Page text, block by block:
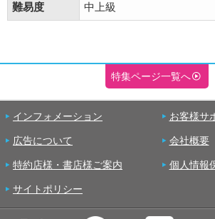
難易度 中上級
特集ページ一覧へ
インフォメーション お客様サ
広告について 会社概要
特約店様・書店様ご案内 個人情報
サイトポリシー